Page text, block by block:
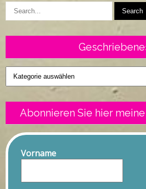
Geschriebenes
Abonnieren Sie hier
Vorname